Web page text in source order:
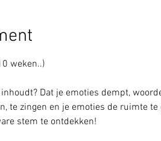
weken..)
Dat je emoties dempt,
te zingen en je emoties de ruimte te
stem te ontdekken!